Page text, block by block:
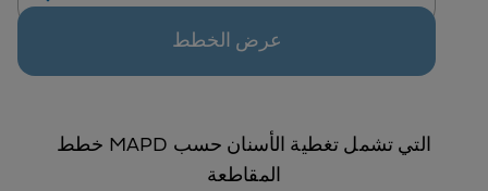
عرض الخطط
خطط MAPD التي تشمل تغطية الأسنان حسب
المقاطعة